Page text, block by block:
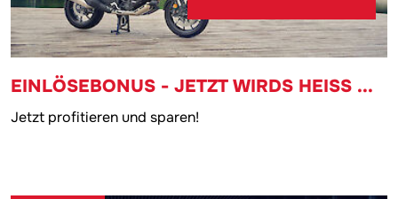
EINLÖSEBONUS - JETZT WIRDS HEISS ...
Jetzt profitieren und sparen!